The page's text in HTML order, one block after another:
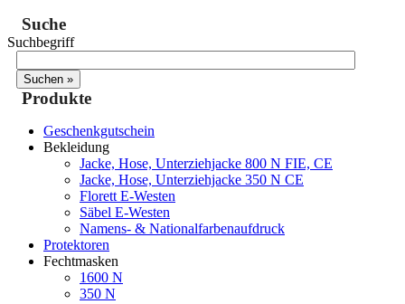
Suche
Suchbegriff
Produkte
Geschenkgutschein
Bekleidung
Jacke, Hose, Unterziehjacke 800 N FIE, CE
Jacke, Hose, Unterziehjacke 350 N CE
Florett E-Westen
Säbel E-Westen
Namens- & Nationalfarbenaufdruck
Protektoren
Fechtmasken
1600 N
350 N